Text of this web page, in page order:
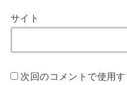
サイト
次回のコメントで使用